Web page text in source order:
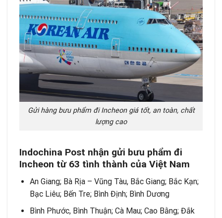
Gửi hàng bưu phẩm đi Incheon giá tốt, an toàn, chất
lượng cao
Indochina Post nhận gửi bưu phẩm đi
Incheon từ 63 tình thành của Việt Nam
An Giang; Bà Rịa – Vũng Tàu, Bắc Giang; Bắc Kạn;
Bạc Liêu; Bến Tre; Bình Định; Bình Dương
Bình Phước, Bình Thuận; Cà Mau; Cao Bằng; Đắk